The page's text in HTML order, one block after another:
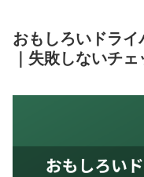
おもしろいドラ
｜失敗しないチ